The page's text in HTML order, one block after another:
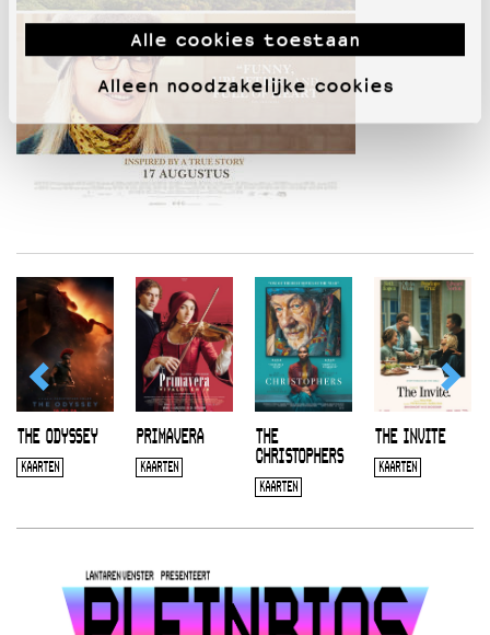
Alle cookies toestaan
Alleen noodzakelijke cookies
THE ODYSSEY
KAARTEN
PRIMAVERA
KAARTEN
THE
CHRISTOPHERS
KAARTEN
THE INVITE
KAARTEN